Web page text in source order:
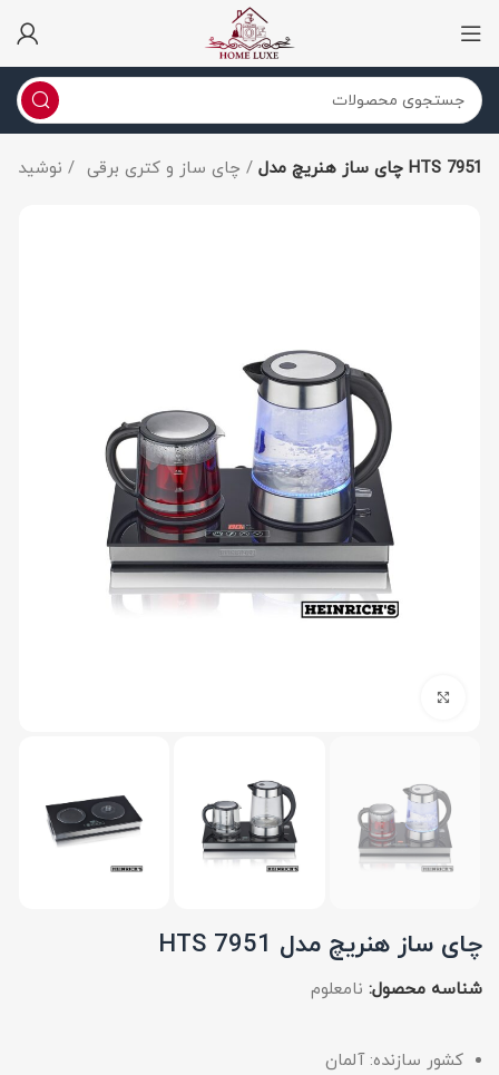
چای ساز هنریچ مدل HTS 7951
چای ساز هنریچ مدل HTS 7951
شناسه محصول: نامعلوم
کشور سازنده: آلمان